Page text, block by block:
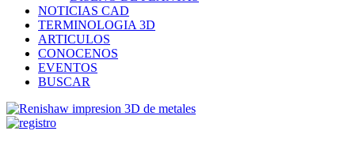
NOTICIAS CAD
TERMINOLOGIA 3D
ARTICULOS
CONOCENOS
EVENTOS
BUSCAR